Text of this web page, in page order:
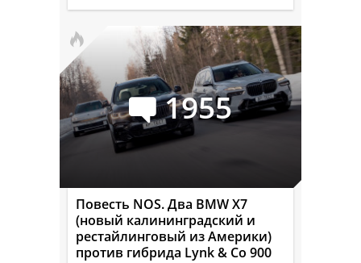
1955
Повесть NOS. Два BMW X7
(новый калининградский и
рестайлинговый из Америки)
против гибрида Lynk & Co 900